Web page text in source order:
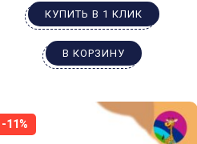
КУПИТЬ В 1 КЛИК
В КОРЗИНУ
-11%